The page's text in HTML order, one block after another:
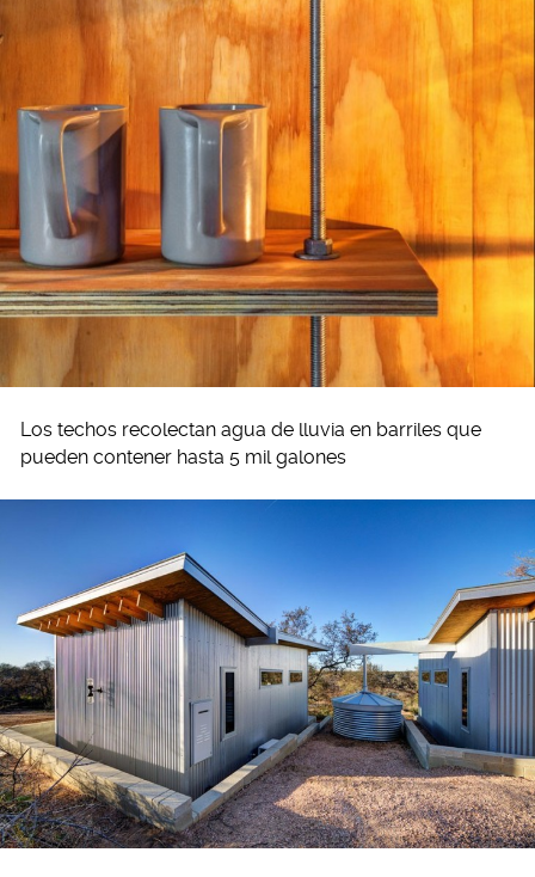
Los techos recolectan agua de lluvia en barriles que
pueden contener hasta 5 mil galones